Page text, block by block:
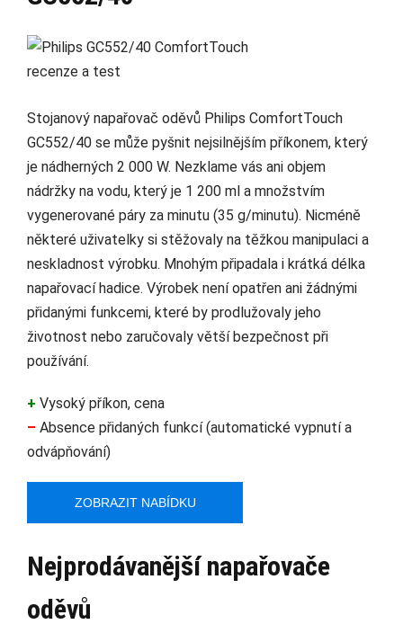
Stojanový napařovač oděvů Philips ComfortTouch
GC552/40 se může pyšnit nejsilnějším příkonem, který
je nádherných 2 000 W. Nezklame vás ani objem
nádržky na vodu, který je 1 200 ml a množstvím
vygenerované páry za minutu (35 g/minutu). Nicméně
některé uživatelky si stěžovaly na těžkou manipulaci a
neskladnost výrobku. Mnohým připadala i krátká délka
napařovací hadice. Výrobek není opatřen ani žádnými
přidanými funkcemi, které by prodlužovaly jeho
životnost nebo zaručovaly větší bezpečnost při
používání.
+ Vysoký příkon, cena
– Absence přidaných funkcí (automatické vypnutí a
odvápňování)
ZOBRAZIT NABÍDKU
Nejprodávanější napařovače
oděvů